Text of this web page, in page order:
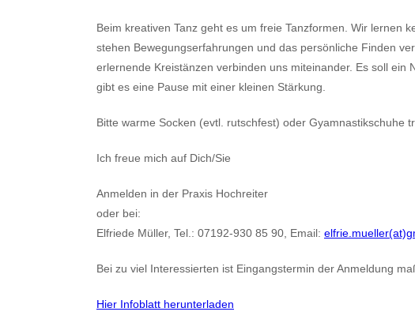
Beim kreativen Tanz geht es um freie Tanzformen. Wir lernen
stehen Bewegungserfahrungen und das persönliche Finden
erlernende Kreistänzen verbinden uns miteinander. Es soll ein
gibt es eine Pause mit einer kleinen Stärkung.
Bitte warme Socken (evtl. rutschfest) oder Gyamnastikschuhe
Ich freue mich auf Dich/Sie
Anmelden in der Praxis Hochreiter
oder bei:
Elfriede Müller, Tel.: 07192-930 85 90, Email:
Bei zu viel Interessierten ist Eingangstermin der Anmeldung
Hier Infoblatt herunterladen